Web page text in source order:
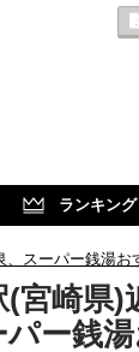
ランキング
スーパー銭湯お
宮崎県)
ー銭